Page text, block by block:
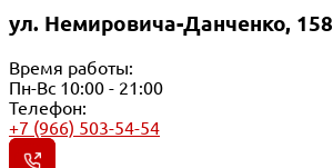
ул. Немировича-Данченко, 158
Время работы:
Пн-Вс 10:00 - 21:00
Телефон:
+7 (966) 503-54-54